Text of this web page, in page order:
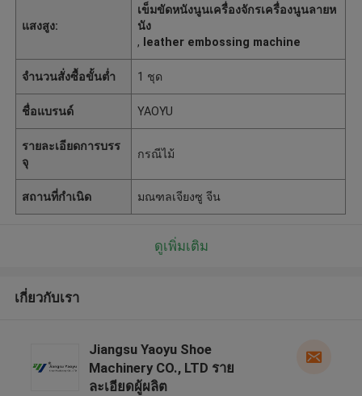
แสงสูง:
เข็มขัดหนังนูนเครื่องจักรเครื่องนูนลายห
นัง
, leather embossing machine
จำนวนสั่งซื้อขั้นต่ำ 1 ชุด
ชื่อแบรนด์ YAOYU
รายละเอียดการบรร
จุ
กรณีไม้
สถานที่กำเนิด มณฑลเจียงซู จีน
ดูเพิ่มเติม
เกี่ยวกับเรา
Jiangsu Yaoyu Shoe
Machinery CO., LTD ราย
ละเอียดผู้ผลิต